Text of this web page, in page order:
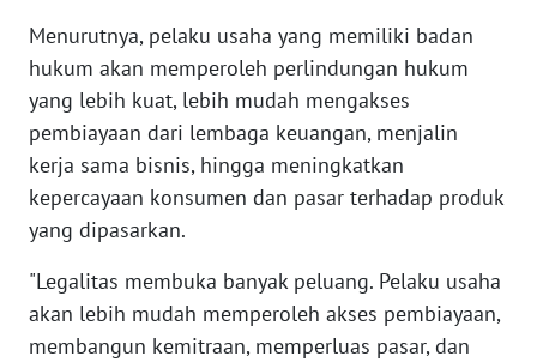
Menurutnya, pelaku usaha yang memiliki badan
hukum akan memperoleh perlindungan hukum
yang lebih kuat, lebih mudah mengakses
pembiayaan dari lembaga keuangan, menjalin
kerja sama bisnis, hingga meningkatkan
kepercayaan konsumen dan pasar terhadap produk
yang dipasarkan.
"Legalitas membuka banyak peluang. Pelaku usaha
akan lebih mudah memperoleh akses pembiayaan,
membangun kemitraan, memperluas pasar, dan
WN
SUMSEL
WN
BENGKULU
LAMPUNG
WN
JATENG